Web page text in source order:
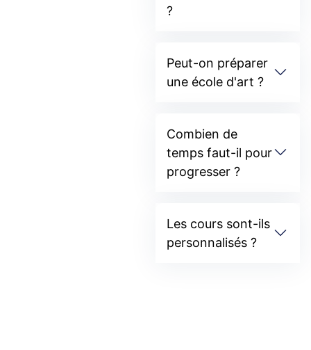
?
Peut-on préparer
une école d'art ?
Combien de
temps faut-il pour
progresser ?
Les cours sont-ils
personnalisés ?